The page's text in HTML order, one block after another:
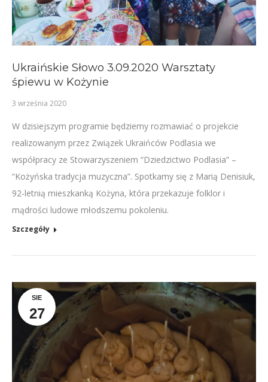
Ukraińskie Słowo 3.09.2020 Warsztaty
śpiewu w Kożynie
3 września 2020
W dzisiejszym programie będziemy rozmawiać o projekcie
realizowanym przez Związek Ukraińców Podlasia we
współpracy ze Stowarzyszeniem “Dziedzictwo Podlasia” –
“Kożyńska tradycja muzyczna”. Spotkamy się z Marią Denisiuk,
92-letnią mieszkanką Kożyna, która przekazuje folklor i
mądrości ludowe młodszemu pokoleniu.
Szczegóły
SIE
27